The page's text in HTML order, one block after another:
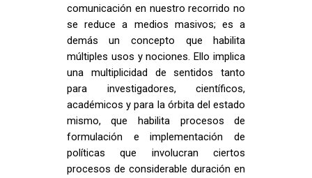
comunicación en nuestro recorrido no
se reduce a medios masivos; es a
demás un concepto que habilita
múltiples usos y nociones. Ello implica
una multiplicidad de sentidos tanto
para investigadores, científicos,
académicos y para la órbita del estado
mismo, que habilita procesos de
formulación e implementación de
políticas que involucran ciertos
procesos de considerable duración en